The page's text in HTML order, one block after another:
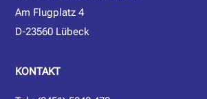
Am Flugplatz 4
D-23560 Lübeck
KONTAKT